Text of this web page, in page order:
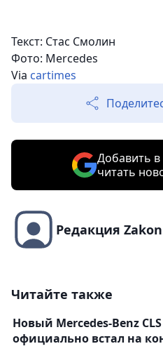
Текст: Стас Смолин
Фото: Mercedes
Via cartimes
Добавить
читать
Редакция
Читайте также
Новый Mercedes-Benz CLS
официально встал на